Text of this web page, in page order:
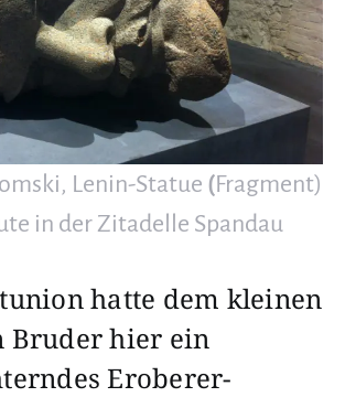
Lenin-Statue (Fragment)
in der Zitadelle Spandau
hatte dem kleinen
Bruder hier ein
Eroberer-